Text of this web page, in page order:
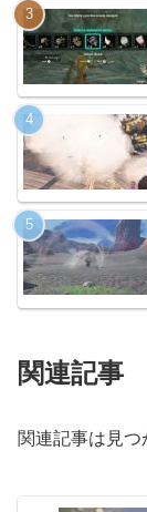
関連記事
関連記事は見つ